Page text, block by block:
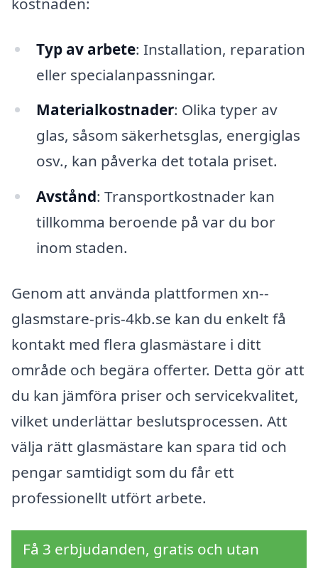
Typ av arbete: Installation, reparation
eller specialanpassningar.
Materialkostnader: Olika typer av
glas, såsom säkerhetsglas, energiglas
osv., kan påverka det totala priset.
Avstånd: Transportkostnader kan
tillkomma beroende på var du bor
inom staden.
Genom att använda plattformen xn--
glasmstare-pris-4kb.se kan du enkelt få
kontakt med flera glasmästare i ditt
område och begära offerter. Detta gör att
du kan jämföra priser och servicekvalitet,
vilket underlättar beslutsprocessen. Att
välja rätt glasmästare kan spara tid och
pengar samtidigt som du får ett
professionellt utfört arbete.
Få 3 erbjudanden, gratis och utan